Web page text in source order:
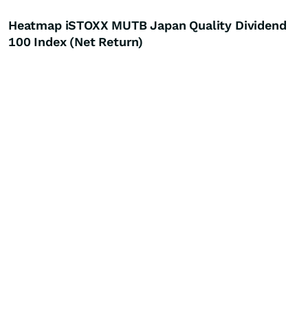
Heatmap iSTOXX MUTB Japan Quality Dividend
100 Index (Net Return)